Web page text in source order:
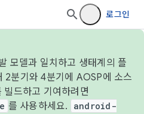
로그인
모델과 일치하고 생태계의 플
2분기와 4분기에 AOSP에 소스
드하고 기여하려면
를 사용하세요.
android-